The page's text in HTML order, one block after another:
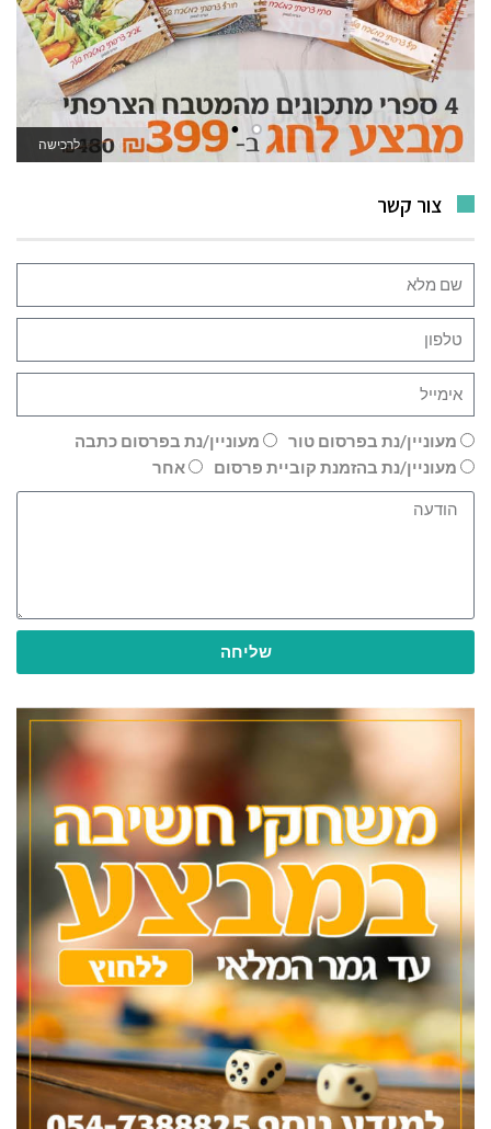
לאתר המשחקים
צור קשר
מעוניין/נת בפרסום טור
מעוניין/נת בפרסום כתבה
מעוניין/נת בהזמנת קוביית פרסום
אחר
שליחה